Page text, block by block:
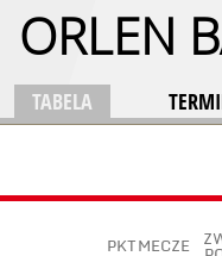
ORLEN
TABELA
PKTMECZE